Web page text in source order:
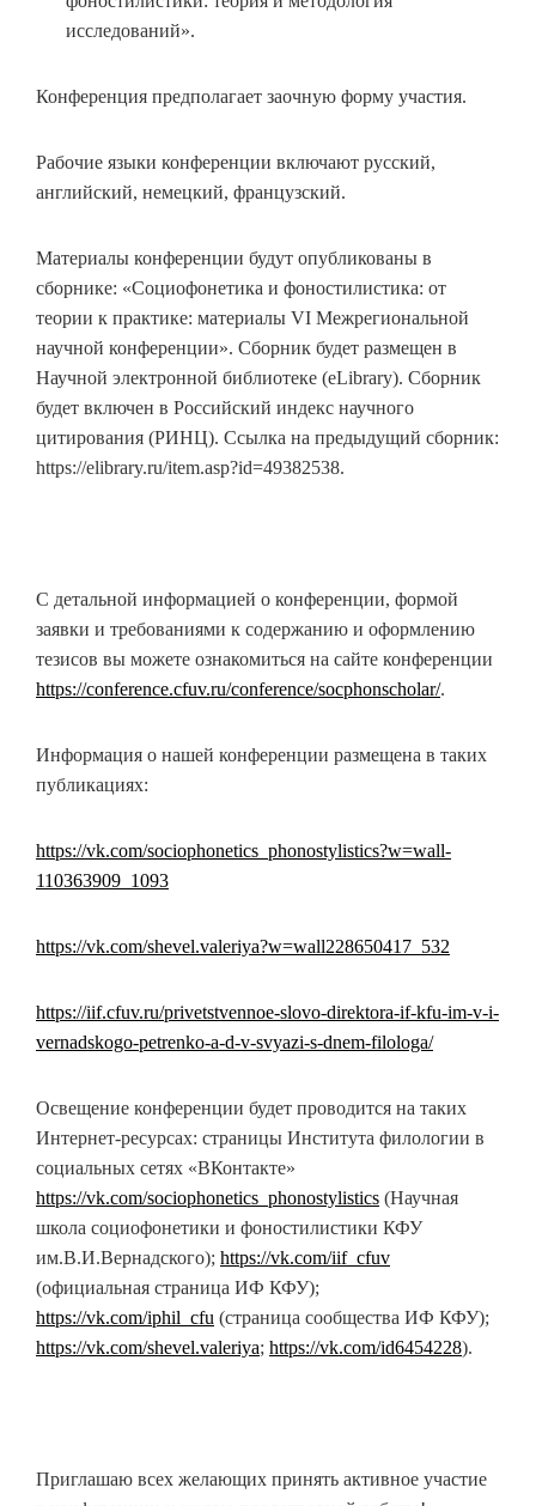
исследований».
Конференция предполагает заочную форму участия.
Рабочие языки конференции включают русский,
английский, немецкий, французский.
Материалы конференции будут опубликованы в
сборнике: «Социофонетика и фоностилистика: от
теории к практике: материалы VI Межрегиональной
научной конференции». Сборник будет размещен в
Научной электронной библиотеке (eLibrary). Сборник
будет включен в Российский индекс научного
цитирования (РИНЦ). Cсылка на предыдущий сборник:
https://elibrary.ru/item.asp?id=49382538.
С детальной информацией о конференции, формой
заявки и требованиями к содержанию и оформлению
тезисов вы можете ознакомиться на сайте конференции
https://conference.cfuv.ru/conference/socphonscholar/.
Информация о нашей конференции размещена в таких
публикациях:
https://vk.com/sociophonetics_phonostylistics?w=wall-
110363909_1093
https://vk.com/shevel.valeriya?w=wall228650417_532
https://iif.cfuv.ru/privetstvennoe-slovo-direktora-if-kfu-im-v-i-
vernadskogo-petrenko-a-d-v-svyazi-s-dnem-filologa/
Освещение конференции будет проводится на таких
Интернет-ресурсах: страницы Института филологии в
социальных сетях «ВКонтакте»
https://vk.com/sociophonetics_phonostylistics (Научная
школа социофонетики и фоностилистики КФУ
им.В.И.Вернадского); https://vk.com/iif_cfuv
(официальная страница ИФ КФУ);
https://vk.com/iphil_cfu (страница сообщества ИФ КФУ);
https://vk.com/shevel.valeriya; https://vk.com/id6454228).
Приглашаю всех желающих принять активное участие